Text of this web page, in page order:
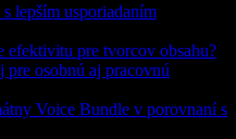
lepším usporiadaním
efektivitu pre tvorcov obsahu?
pre osobnú aj pracovnú
Voice Bundle v porovnaní s